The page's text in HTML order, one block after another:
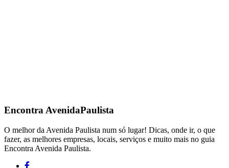
Encontra AvenidaPaulista
O melhor da Avenida Paulista num só lugar! Dicas, onde ir, o que
fazer, as melhores empresas, locais, serviços e muito mais no guia
Encontra Avenida Paulista.